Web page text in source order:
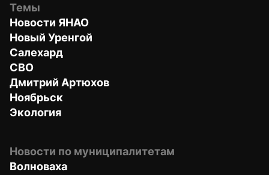
Темы
Новости ЯНАО
Новый Уренгой
Салехард
СВО
Дмитрий Артюхов
Ноябрьск
Экология
Новости по муниципалитетам
Волноваха